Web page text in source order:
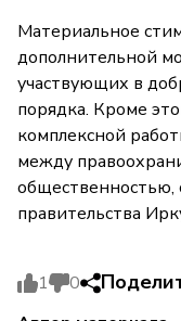
Материальное
дополнительной
участвующих в
порядка. Кроме
комплексной
между
общественностью,
правительства
1 0